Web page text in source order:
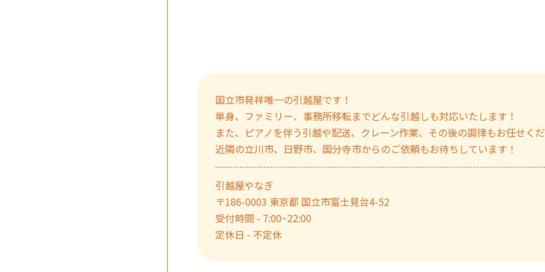
国立市発祥唯一の引越屋です！
単身、ファミリー、事務所移転までどんな引越しも対応いたします！
また、ピアノを伴う引越や配送、クレーン作業、その後の調律もお任せく
近隣の立川市、日野市、国分寺市からのご依頼もお待ちしています！
引越屋やなぎ
〒186-0003 東京都 国立市富士見台4-52
受付時間 - 7:00~22:00
定休日 - 不定休